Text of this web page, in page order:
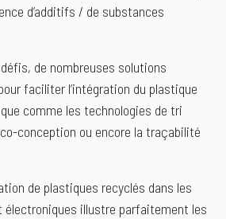
d’additifs / de substances
de nombreuses solutions
faciliter l’intégration du plastique
comme les technologies de tri
conception ou encore la traçabilité
de plastiques recyclés dans les
illustre parfaitement les